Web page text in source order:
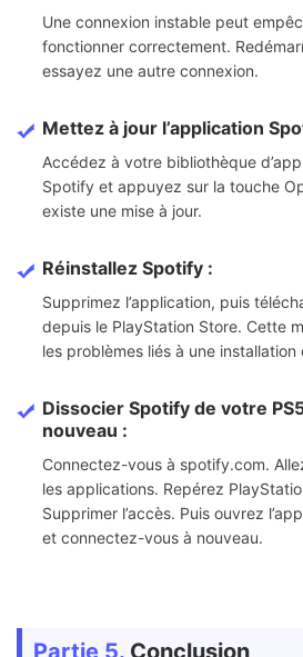
Une connexion instable peut
fonctionner correctement.
essayez une autre connexion.
Mettez à jour l’application
Accédez à votre bibliothèque
Spotify et appuyez sur la touche
existe une mise à jour.
Réinstallez Spotify :
Supprimez l’application, puis
depuis le PlayStation Store. Cette
les problèmes liés à une installation
Dissocier Spotify de votre
nouveau :
Connectez-vous à spotify.com.
les applications. Repérez
Supprimer l’accès. Puis ouvrez
et connectez-vous à nouveau.
Partie 5. Conclusion